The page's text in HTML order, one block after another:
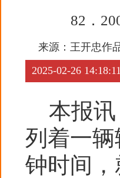
82．
来源： 王开忠作
2025-02-26 14:18:11
本报讯
列着一
钟时间